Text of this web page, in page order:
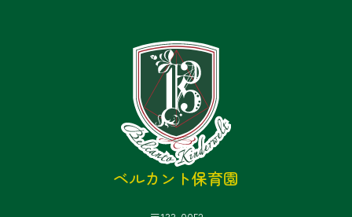
ベルカント保育園